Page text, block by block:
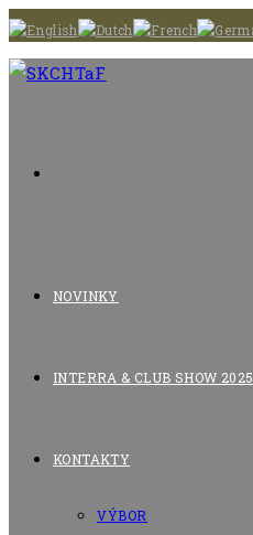
Skip
content
NOVINKY
INTERRA & CLUB SHOW 2025
KONTAKTY
VÝBOR